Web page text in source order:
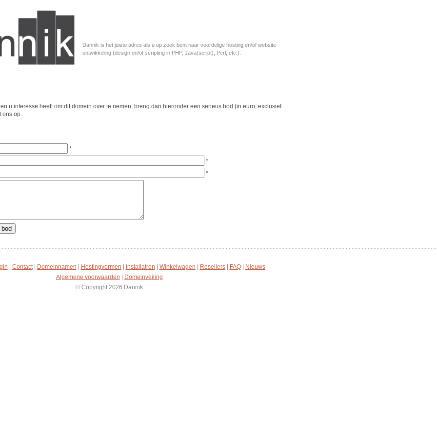
Dannik is het juiste adres als u op zoek bent naar voordelige hosting en/of website-
ontwikkeling (design en/of scripting in PHP, Java(script), Perl, etc.).
u interesse heeft om dit domein over te nemen, breng dan hieronder een serieus bod (in euro, exclusief
ons op.
*
*
*
Contact| Domeinnamen Hostingvormen Installatron Winkelwagen Resellers| FAQ|
Nieuws
Algemene voorwaarden
Domeinveiling
© Copyright 2026 Dannik